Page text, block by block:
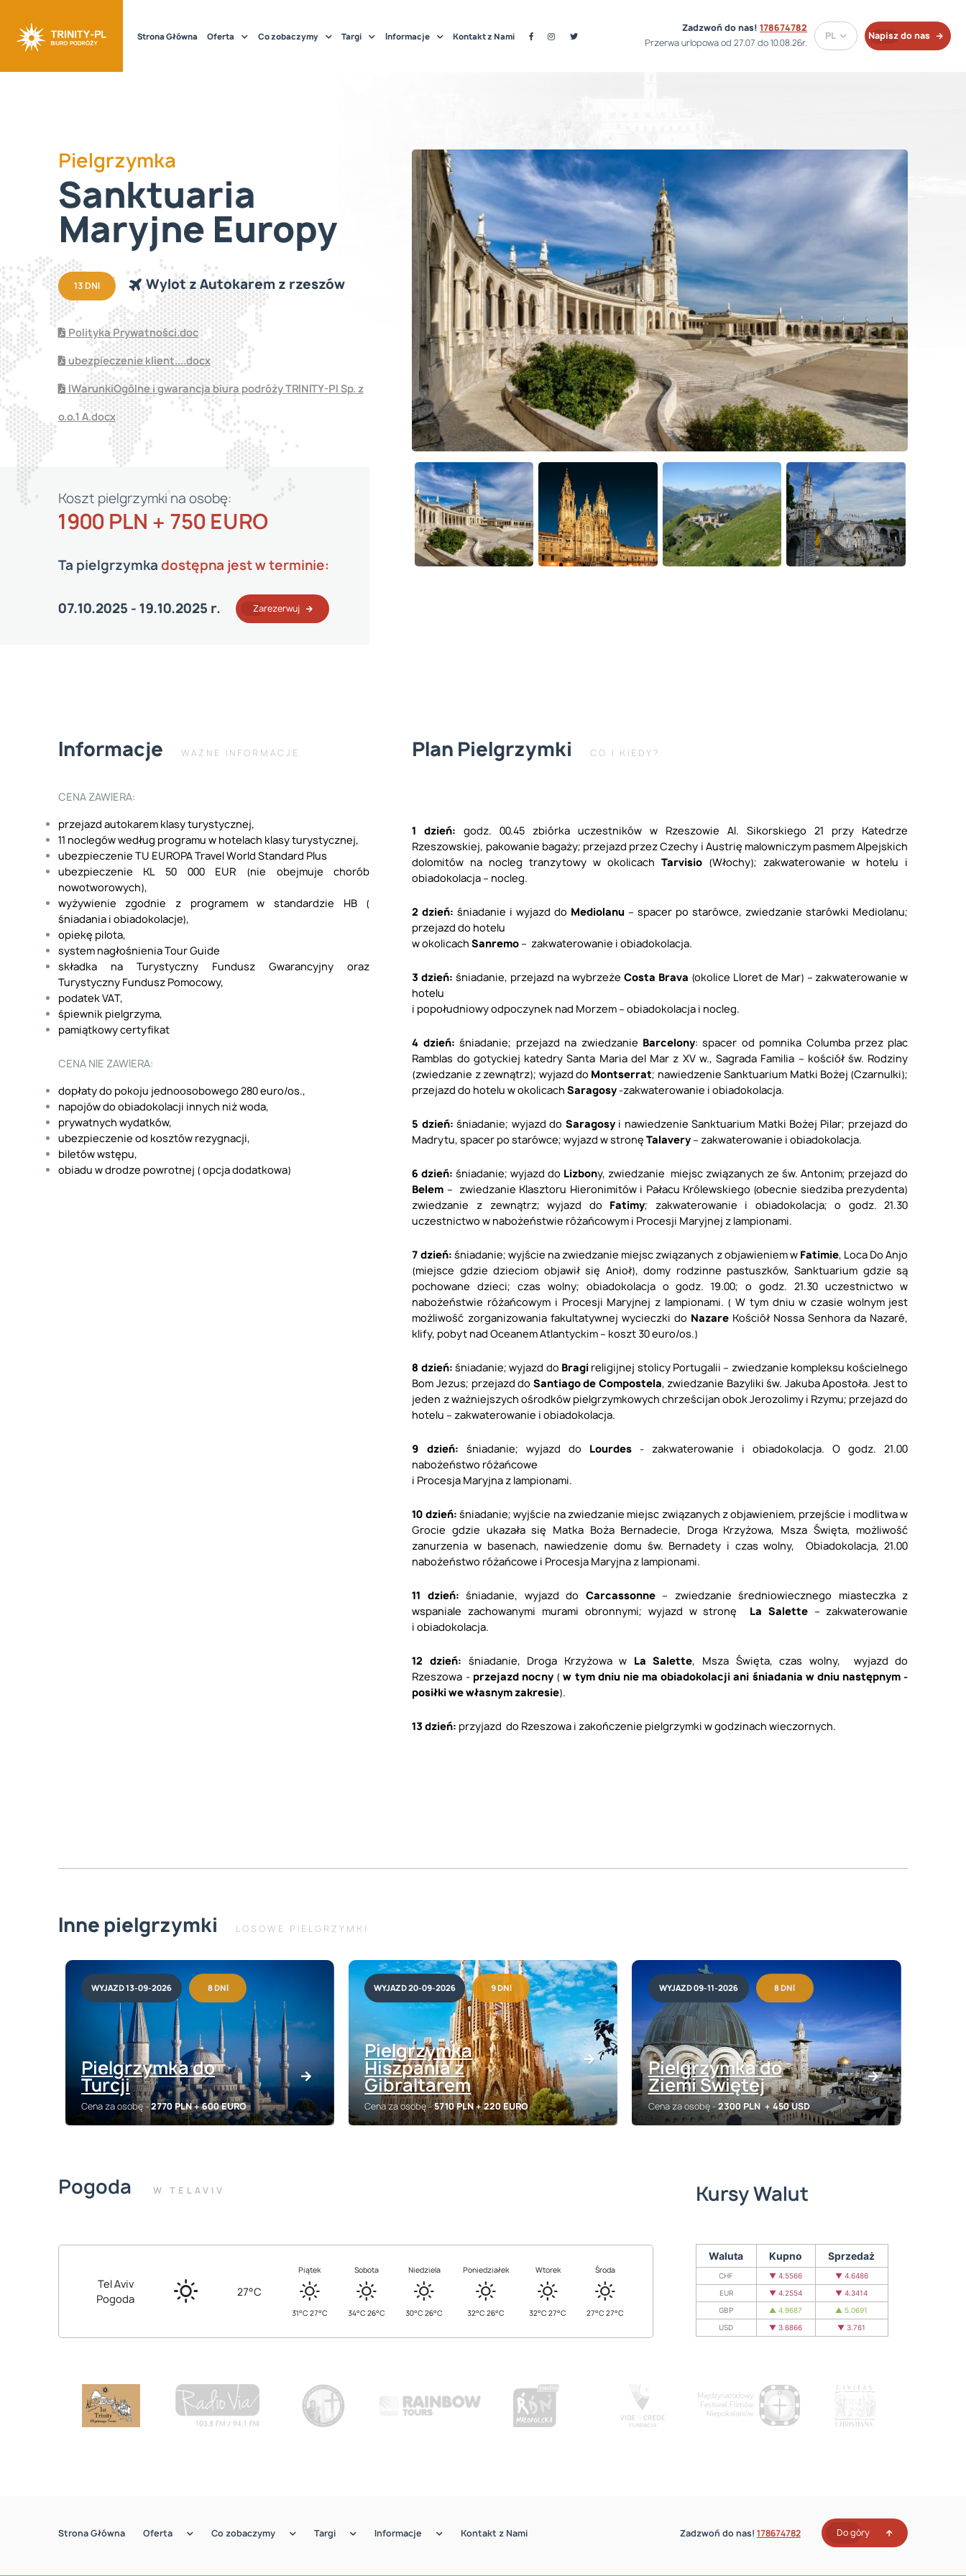
Strona Główna Oferta Co zobaczymy Targi Informacje Kontakt z Nami
Zadzwoń do nas!178674782
Przerwa urlopowa od 27.07 do 10.08.26r.
PL Napisz do nas
Pielgrzymka
Sanktuaria
Maryjne Europy
13 DNI Wylot z Autokarem z rzeszów
Polityka Prywatności.doc
ubezpieczenie klient....docx
IWarunkiOgólne i gwarancja biura podróży TRINITY-Pl Sp. z
o.o.1 A.docx
Koszt pielgrzymki na osobę:
1900 PLN + 750 EURO
Ta pielgrzymka dostępna jest w terminie:
07.10.2025 - 19.10.2025 r. Zarezerwuj
Informacje WAŻNE INFORMACJE
CENA ZAWIERA:
przejazd autokarem klasy turystycznej,
11 noclegów według programu w hotelach klasy turystycznej,
ubezpieczenie TU EUROPA Travel World Standard Plus
ubezpieczenie KL 50 000 EUR (nie obejmuje chorób
nowotworowych),
wyżywienie zgodnie z programem w standardzie HB (
śniadania i obiadokolacje),
opiekę pilota,
system nagłośnienia Tour Guide
składka na Turystyczny Fundusz Gwarancyjny oraz
Turystyczny Fundusz Pomocowy,
podatek VAT,
śpiewnik pielgrzyma,
pamiątkowy certyfikat
CENA NIE ZAWIERA:
dopłaty do pokoju jednoosobowego 280 euro/os.,
napojów do obiadokolacji innych niż woda,
prywatnych wydatków,
ubezpieczenie od kosztów rezygnacji,
biletów wstępu,
obiadu w drodze powrotnej ( opcja dodatkowa)
Plan Pielgrzymki CO I KIEDY?
1 dzień: godz. 00.45 zbiórka uczestników w Rzeszowie Al. Sikorskiego 21 przy Katedrze
Rzeszowskiej, pakowanie bagaży; przejazd przez Czechy i Austrię malowniczym pasmem Alpejskich
dolomitów na nocleg tranzytowy w okolicachTarvisio (Włochy); zakwaterowanie w hotelu i
obiadokolacja – nocleg.
2 dzień: śniadanie i wyjazd do Mediolanu – spacer po starówce, zwiedzanie starówki Mediolanu;
przejazd do hotelu
w okolicachSanremo – zakwaterowanie i obiadokolacja.
3 dzień: śniadanie, przejazd na wybrzeże Costa Brava (okolice Lloret de Mar) – zakwaterowanie w
hotelu
i popołudniowy odpoczynek nad Morzem – obiadokolacja i nocleg.
4 dzień:śniadanie; przejazd na zwiedzanie Barcelony: spacer od pomnika Columba przez plac
Ramblas do gotyckiej katedry Santa Maria del Mar z XV w., Sagrada Familia – kościół św. Rodziny
(zwiedzanie z zewnątrz); wyjazd do Montserrat; nawiedzenie Sanktuarium Matki Bożej (Czarnulki);
przejazd do hotelu w okolicachSaragosy -zakwaterowanie i obiadokolacja.
5 dzień:śniadanie; wyjazd do Saragosyi nawiedzenie Sanktuarium Matki Bożej Pilar; przejazd do
Madrytu, spacer po starówce; wyjazd w stronęTalavery – zakwaterowanie i obiadokolacja.
6 dzień:śniadanie; wyjazd do Lizbony, zwiedzanie miejsc związanych ze św. Antonim; przejazd do
Belem – zwiedzanie Klasztoru Hieronimitów i Pałacu Królewskiego (obecnie siedziba prezydenta)
zwiedzanie z zewnątrz; wyjazd do Fatimy; zakwaterowanie i obiadokolacja; o godz. 21.30
uczestnictwo w nabożeństwie różańcowym i Procesji Maryjnej z lampionami.
7 dzień: śniadanie; wyjście na zwiedzanie miejsc związanych z objawieniem w Fatimie, Loca Do Anjo
(miejsce gdzie dzieciom objawił się Anioł), domy rodzinne pastuszków, Sanktuarium gdzie są
pochowane dzieci; czas wolny; obiadokolacja o godz. 19.00; o godz. 21.30 uczestnictwo w
nabożeństwie różańcowym i Procesji Maryjnej z lampionami. ( W tym dniu w czasie wolnym jest
możliwość zorganizowania fakultatywnej wycieczki do NazareKościół Nossa Senhora da Nazaré,
klify, pobyt nad Oceanem Atlantyckim – koszt 30 euro/os.)
8 dzień:śniadanie; wyjazd do Bragi religijnej stolicy Portugalii – zwiedzanie kompleksu kościelnego
Bom Jezus; przejazd do Santiago de Compostela, zwiedzanie Bazyliki św. Jakuba Apostoła. Jest to
jeden z ważniejszych ośrodków pielgrzymkowych chrześcijan obok Jerozolimy i Rzymu; przejazd do
hotelu – zakwaterowanie i obiadokolacja.
9 dzień: śniadanie; wyjazd do Lourdes- zakwaterowanie i obiadokolacja. O godz. 21.00
nabożeństwo różańcowe
i Procesja Maryjna z lampionami.
10 dzień:śniadanie; wyjście na zwiedzanie miejsc związanych z objawieniem, przejście i modlitwa w
Grocie gdzie ukazała się Matka Boża Bernadecie, Droga Krzyżowa, Msza Święta, możliwość
zanurzenia w basenach, nawiedzenie domu św. Bernadety i czas wolny, Obiadokolacja, 21.00
nabożeństwo różańcowe i Procesja Maryjna z lampionami.
11 dzień:śniadanie, wyjazd do Carcassonne – zwiedzanie średniowiecznego miasteczka z
wspaniale zachowanymi murami obronnymi; wyjazd w stronę La Salette– zakwaterowanie
i obiadokolacja.
12 dzień: śniadanie, Droga Krzyżowa w La Salette, Msza Święta, czas wolny, wyjazd do
Rzeszowa - przejazd nocny (w tym dniu nie ma obiadokolacji ani śniadania w dniu następnym -
posiłki we własnym zakresie).
13 dzień: przyjazd do Rzeszowa i zakończenie pielgrzymki w godzinach wieczornych.
Inne pielgrzymki LOSOWE PIELGRZYMKI
WYJAZD 13-09-2026 8 DNI
Pielgrzymka do
Turcji
Cena za osobę -2770 PLN+ 600 EURO
WYJAZD 20-09-2026 9 DNI
Pielgrzymka
Hiszpania z
Gibraltarem
Cena za osobę -5710 PLN+ 220 EURO
WYJAZD 09-11-2026 8 DNI
Pielgrzymka do
Ziemi Świętej
Cena za osobę -2300 PLN+ 450 USD
Pogoda W TELAVIV
Tel Aviv
Pogoda
27°C
Piątek
31°C 27°C
Sobota
34°C 26°C
Niedziela
30°C 26°C
Poniedziałek
32°C 26°C
Wtorek
32°C 27°C
Środa
27°C 27°C
Kursy Walut
Waluta Kupno Sprzedaż
CHF ▼ 4.5566
▼ 4.6486
EUR
▼ 4.2554
▼ 4.3414
GBP
▲ 4.9687
▲ 5.0691
USD
▼ 3.6866 ▼ 3.761
Strona Główna Oferta Co zobaczymy Targi Informacje Kontakt z Nami Zadzwoń do nas! 178674782 Do góry